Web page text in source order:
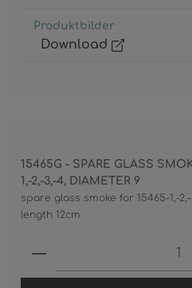
Produktbilder
Download
15465G - SPARE GLASS
1,-2,-3,-4, DIAMETER 9
spare glass smoke for 15465-1,-
length 12cm
Produkt Anzahl: